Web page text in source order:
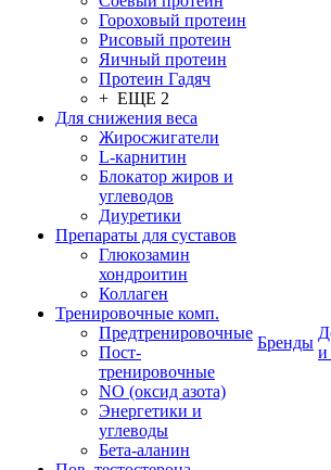
Гороховый протеин
Рисовый протеин
Яичный протеин
Протеин Гадяч
+ ЕЩЕ 2
Для снижения веса
Жиросжигатели
L-карнитин
Блокатор жиров и
углеводов
Диуретики
Препараты для суставов
Глюкозамин
хондроитин
Коллаген
Тренировочные комп.
Предтренировочные
Пост-
тренировочные
NO (оксид азота)
Энергетики и
углеводы
Бета-аланин
Бренды
и